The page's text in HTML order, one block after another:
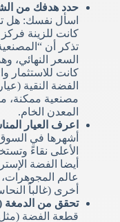
حدد هدفك من
اسأل نفسك: هل
كانت للزينة
تذكر أن
السعر النهائي،
كانت للاستثمار
مصنعية ممكنة،
المعدن الخام.
اعرف العيار
الأعلى نقاءً
أخرى (غالباً
تحقق من الدمغة